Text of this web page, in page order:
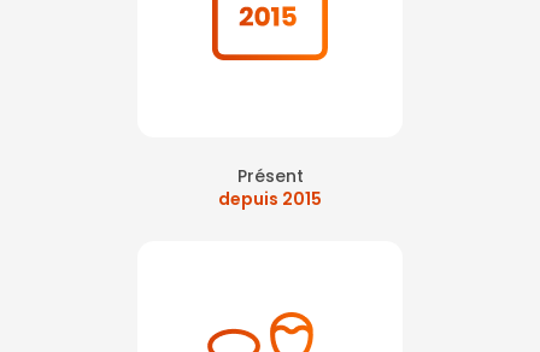
Présent
depuis 2015